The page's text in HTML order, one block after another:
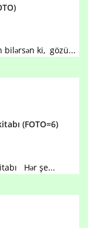
bilərsən ki, gözü...
(FOTO=6)
Hər şe...